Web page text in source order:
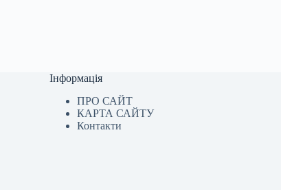
Інформація
ПРО САЙТ
КАРТА САЙТУ
Контакти